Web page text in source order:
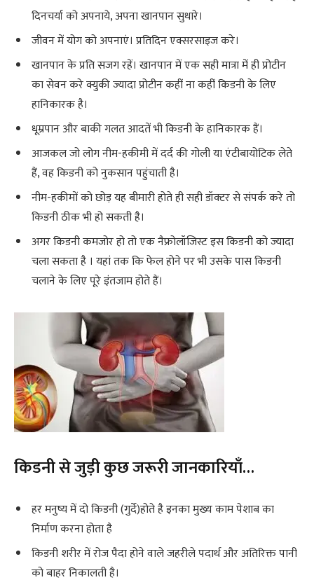
दिनचर्या को अपनाये, अपना खानपान सुधारे।
जीवन में योग को अपनाएं। प्रतिदिन एक्सरसाइज करे।
खानपान के प्रति सजग रहें। खानपान में एक सही मात्रा में ही प्रोटीन
का सेवन करे क्युकी ज्यादा प्रोटीन कहीं ना कहीं किडनी के लिए
हानिकारक है।
धूम्रपान और बाकी गलत आदतें भी किडनी के हानिकारक हैं।
आजकल जो लोग नीम-हकीमी में दर्द की गोली या एंटीबायोटिक लेते
हैं, वह किडनी को नुकसान पहुंचाती है।
नीम-हकीमों को छोड़ यह बीमारी होते ही सही डॉक्टर से संपर्क करे तो
किडनी ठीक भी हो सकती है।
अगर किडनी कमजोर हो तो एक नैफ्रोलॉजिस्ट इस किडनी को ज्यादा
चला सकता है । यहां तक कि फेल होने पर भी उसके पास किडनी
चलाने के लिए पूरे इंतजाम होते हैं।
किडनी से जुड़ी कुछ जरूरी जानकारियाँ…
हर मनुष्य में दो किडनी (गुर्दे)होते है इनका मुख्य काम पेशाब का
निर्माण करना होता है
किडनी शरीर में रोज पैदा होने वाले जहरीले पदार्थ और अतिरिक्त पानी
को बाहर निकालती है।